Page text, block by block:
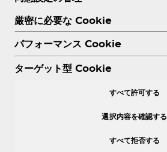
各種ポリシー
厳密に必要な Cookie
パフォーマンス Cookie
ターゲット型 Cookie
すべて許可する
すべて拒否する
選択内容を確認する